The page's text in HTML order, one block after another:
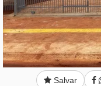
Salvar